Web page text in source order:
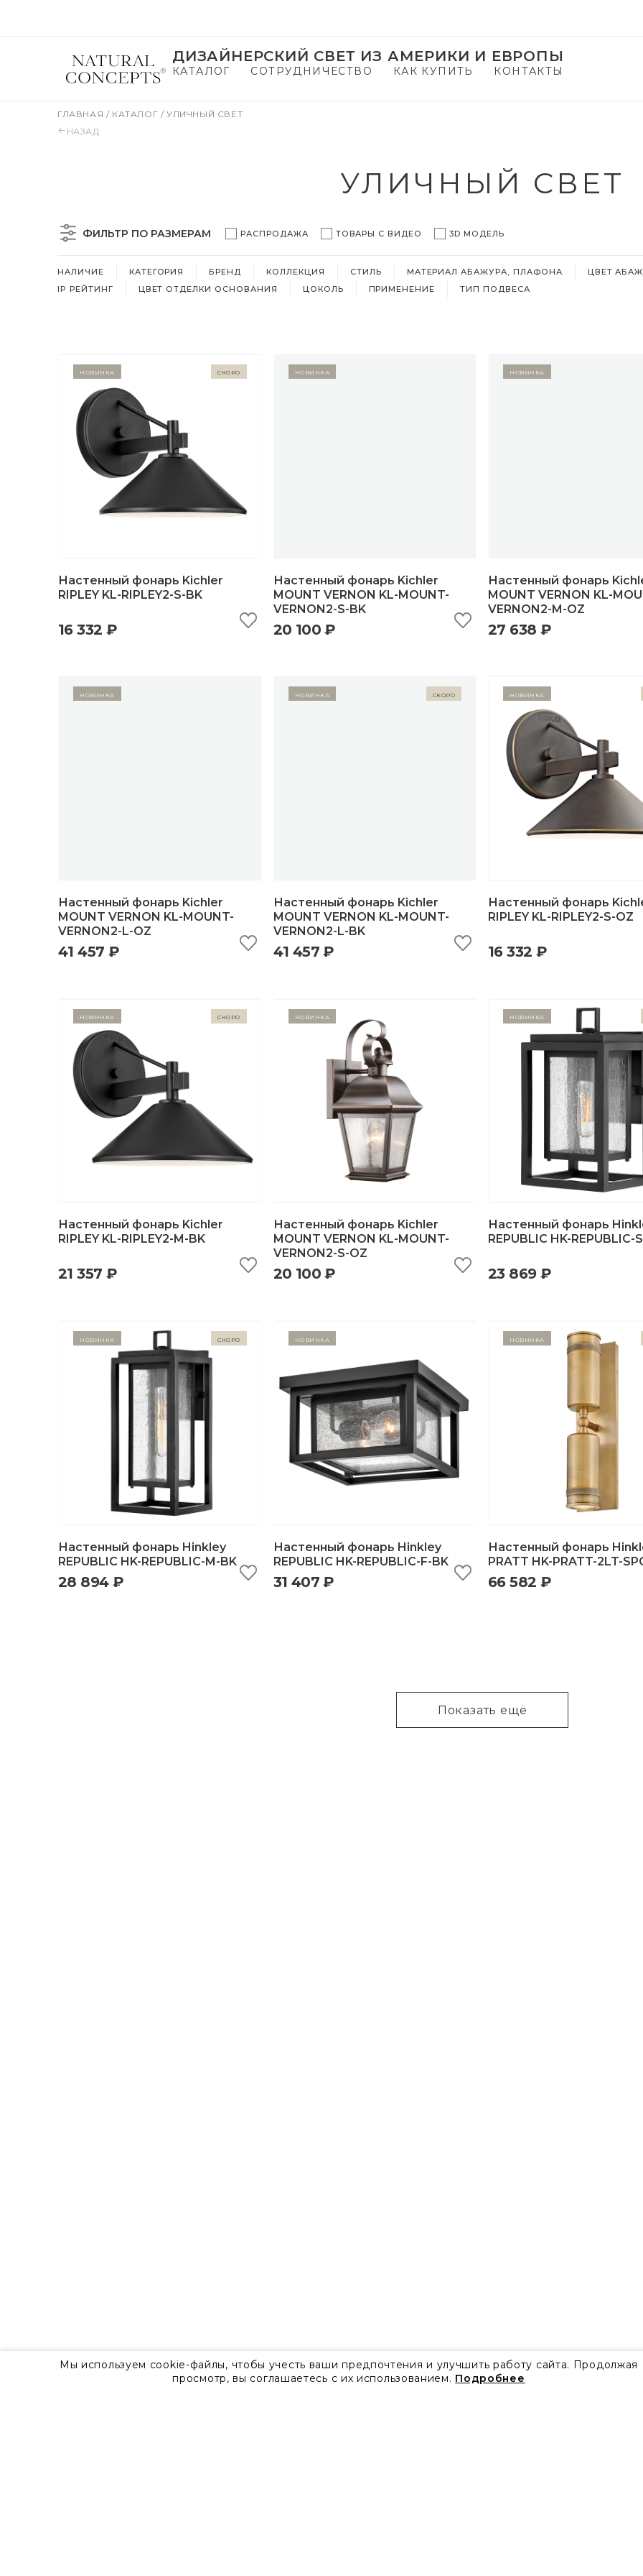
ДИЗАЙНЕРСКИЙ СВЕТ ИЗ АМЕРИКИ И ЕВРОПЫ
КАТАЛОГ СОТРУДНИЧЕСТВО КАК КУПИТЬ КОНТАКТЫ
ГЛАВНАЯ / КАТАЛОГ / УЛИЧНЫЙ СВЕТ
НАЗАД
УЛИЧНЫЙ СВЕТ
ФИЛЬТР ПО РАЗМЕРАМ РАСПРОДАЖА ТОВАРЫ С ВИДЕО 3D МОДЕЛЬ
НАЛИЧИЕ КАТЕГОРИЯ БРЕНД КОЛЛЕКЦИЯ СТИЛЬ МАТЕРИАЛ АБАЖУРА, ПЛАФОНА
ЦВЕТ
IP РЕЙТИНГ
ЦВЕТ ОТДЕЛКИ ОСНОВАНИЯ ЦОКОЛЬ ПРИМЕНЕНИЕ ТИП ПОДВЕСА
Новинка Скоро
Настенный фонарь Kichler
RIPLEY KL-RIPLEY2-S-BK
16 332 ₽
Новинка
быстрый просмотр
Настенный фонарь Kichler
MOUNT VERNON KL-MOUNT-
VERNON2-S-BK
20 100 ₽
Новинка
быстрый просмотр
Настенный фонарь
MOUNT VERNON KL-
VERNON2-M-OZ
27 638 ₽
Новинка
быстрый просмотр
Настенный фонарь Kichler
MOUNT VERNON KL-MOUNT-
VERNON2-L-OZ
41 457 ₽
Новинка Скоро
быстрый просмотр
Настенный фонарь Kichler
MOUNT VERNON KL-MOUNT-
VERNON2-L-BK
41 457 ₽
Новинка
Настенный фонарь
RIPLEY KL-RIPLEY2-S-OZ
16 332 ₽
Новинка Скоро
Настенный фонарь Kichler
RIPLEY KL-RIPLEY2-M-BK
21 357 ₽
Новинка
быстрый просмотр
Настенный фонарь Kichler
MOUNT VERNON KL-MOUNT-
VERNON2-S-OZ
20 100 ₽
Новинка
Настенный фонарь
REPUBLIC HK-REPUBLIC-
23 869 ₽
Новинка Скоро
быстрый просмотр
Настенный фонарь Hinkley
REPUBLIC HK-REPUBLIC-M-BK
28 894 ₽
Новинка
быстрый просмотр
Настенный фонарь Hinkley
REPUBLIC HK-REPUBLIC-F-BK
31 407 ₽
Новинка
быстрый просмотр
Настенный фонарь
PRATT HK-PRATT-2LT-
66 582 ₽
Показать ещё
Мы используем cookie-файлы, чтобы учесть ваши предпочтения и улучшить работу сайта. Продолжая
просмотр, вы соглашаетесь с их использованием. Подробнее